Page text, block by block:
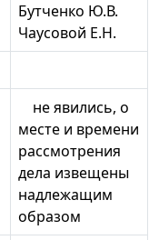
Бутченко Ю.В.
Чаусовой Е.Н.
не явились, о
месте и времени
рассмотрения
дела извещены
надлежащим
образом